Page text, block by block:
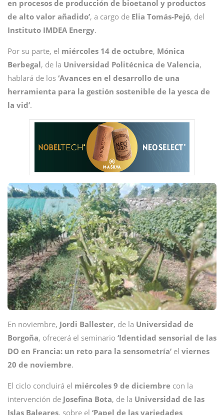
en procesos de producción de bioetanol y productos
de alto valor añadido’, a cargo de Elia Tomás-Pejó, del
Instituto IMDEA Energy.
Por su parte, el miércoles 14 de octubre, Mónica
Berbegal, de la Universidad Politécnica de Valencia,
hablará de los ‘Avances en el desarrollo de una
herramienta para la gestión sostenible de la yesca de
la vid’.
En noviembre, Jordi Ballester, de la Universidad de
Borgoña, ofrecerá el seminario ‘Identidad sensorial de las
DO en Francia: un reto para la sensometría’ el viernes
20 de noviembre.
El ciclo concluirá el miércoles 9 de diciembre con la
intervención de Josefina Bota, de la Universidad de las
Islas Baleares, sobre el ‘Papel de las variedades